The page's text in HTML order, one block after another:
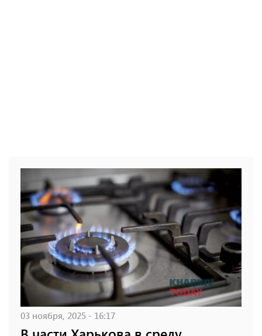
03 ноября, 2025 - 16:17